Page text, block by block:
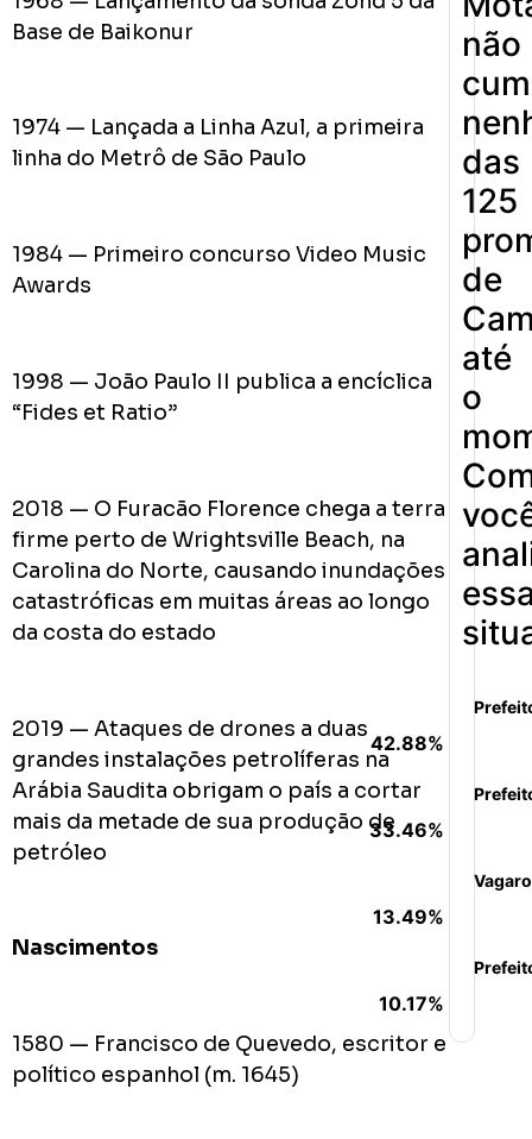
Base de Baikonur
1974 — Lançada a Linha Azul, a primeira
linha do Metrô de São Paulo
1984 — Primeiro concurso Video Music
Awards
1998 — João Paulo II publica a encíclica
“Fides et Ratio”
2018 — O Furacão Florence chega a terra
firme perto de Wrightsville Beach, na
Carolina do Norte, causando inundações
catastróficas em muitas áreas ao longo
da costa do estado
2019 — Ataques de drones a duas
grandes instalações petrolíferas na
Arábia Saudita obrigam o país a cortar
mais da metade de sua produção de
petróleo
Nascimentos
1580 — Francisco de Quevedo, escritor e
político espanhol (m. 1645)
não
das
125
de
até
o
42.88%
33.46%
13.49%
10.17%